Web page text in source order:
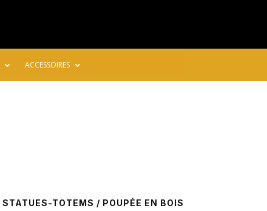
ACCESSOIRES
STATUES-TOTEMS / POUPÉE EN BOIS